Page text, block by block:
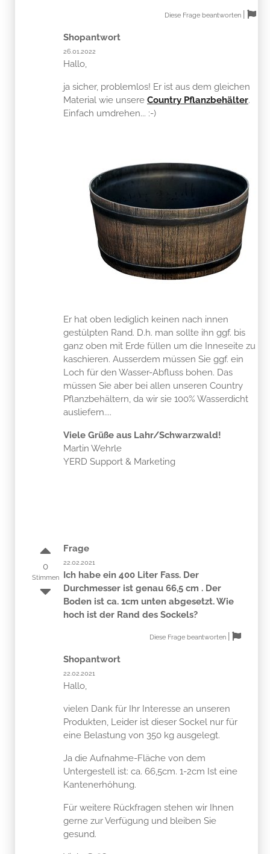
Diese Frage beantworten
Shopantwort
26.01.2022
Hallo,
ja sicher, problemlos! Er ist aus dem gleichen
Material wie unsere Country Pflanzbehälter.
Einfach umdrehen... :-)
Er hat oben lediglich keinen nach innen
gestülpten Rand. D.h. man sollte ihn ggf. bis
ganz oben mit Erde füllen um die Inneseite zu
kaschieren. Ausserdem müssen Sie ggf. ein
Loch für den Wasser-Abfluss bohen. Das
müssen Sie aber bei allen unseren Country
Pflanzbehältern, da wir sie 100% Wasserdicht
ausliefern....
Viele Grüße aus Lahr/Schwarzwald!
Martin Wehrle
YERD Support & Marketing
0
Stimmen
Frage
22.02.2021
Ich habe ein 400 Liter Fass. Der
Durchmesser ist genau 66,5 cm . Der
Boden ist ca. 1cm unten abgesetzt. Wie
hoch ist der Rand des Sockels?
Diese Frage beantworten
Shopantwort
22.02.2021
Hallo,
vielen Dank für Ihr Interesse an unseren
Produkten, Leider ist dieser Sockel nur für
eine Belastung von 350 kg ausgelegt.
Ja die Aufnahme-Fläche von dem
Untergestell ist: ca. 66,5cm. 1-2cm Ist eine
Kantenerhöhung.
Für weitere Rückfragen stehen wir Ihnen
gerne zur Verfügung und bleiben Sie
gesund.